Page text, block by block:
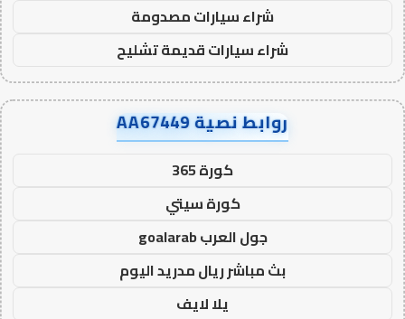
شراء سيارات مصدومة
شراء سيارات قديمة تشليح
روابط نصية AA67449
كورة 365
كورة سيتي
جول العرب goalarab
بث مباشر ريال مدريد اليوم
يلا لايف